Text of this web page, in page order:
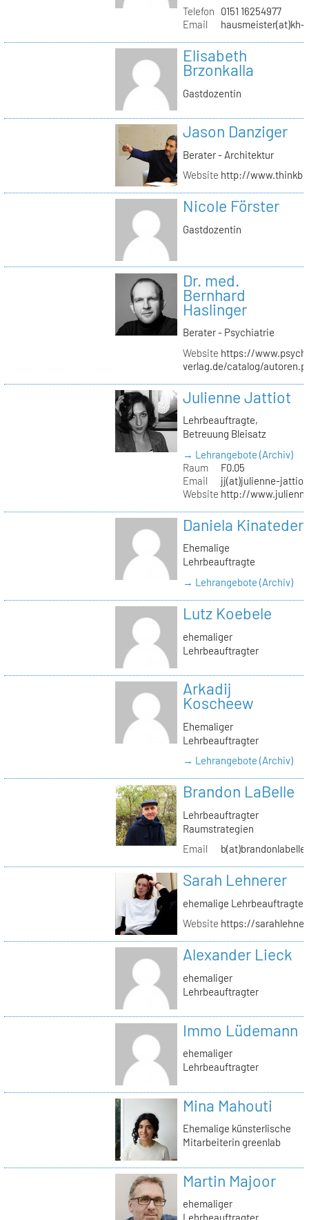
Telefon
0151 16254977
Email
hausmeister(at)kh-
Elisabeth
Brzonkalla
Gastdozentin
Jason Danziger
Berater - Architektur
Website http://
Nicole Förster
Gastdozentin
Dr. med.
Bernhard
Haslinger
Berater - Psychiatrie
Website https://
verlag.de/catalog/
Julienne Jattiot
Lehrbeauftragte,
Betreuung Bleisatz
→ Lehrangebote (Archiv)
Raum
F0.05
Email
jj(at)julienne-
Website http://
Daniela Kinateder
Ehemalige
Lehrbeauftragte
→ Lehrangebote (Archiv)
Lutz Koebele
ehemaliger
Lehrbeauftragter
Arkadij
Koscheew
Ehemaliger
Lehrbeauftragter
→ Lehrangebote (Archiv)
Brandon LaBelle
Lehrbeauftragter
Raumstrategien
Email
Sarah Lehnerer
ehemalige Lehrbeauftragte
Website https://
Alexander Lieck
ehemaliger
Lehrbeauftragter
Immo Lüdemann
ehemaliger
Lehrbeauftragter
Mina Mahouti
Ehemalige künsterlische
Mitarbeiterin greenlab
Martin Majoor
ehemaliger